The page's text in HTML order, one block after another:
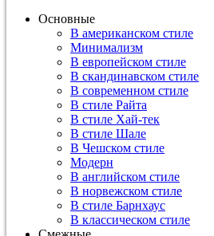
Основные
В американском стиле
Минимализм
В европейском стиле
В скандинавском стиле
В современном стиле
В стиле Райта
В стиле Хай-тек
В стиле Шале
В Чешском стиле
Модерн
В английском стиле
В норвежском стиле
В стиле Барнхаус
В классическом стиле